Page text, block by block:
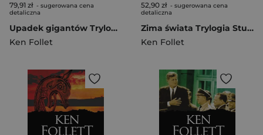
79,91 zł - sugerowana cena
detaliczna
Upadek gigantów Trylogia Stulecie. Tom 1
Ken Follet
52,90 zł - sugerowana cena
detaliczna
Zima świata Trylogia Stulecie Tom 2
Ken Follet